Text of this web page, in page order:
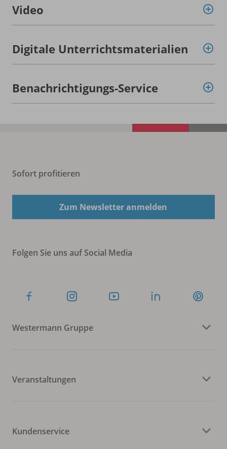
Video
Digitale Unterrichtsmaterialien
Benachrichtigungs-Service
Sofort profitieren
Zum Newsletter anmelden
Folgen Sie uns auf Social Media
Westermann Gruppe
Veranstaltungen
Kundenservice